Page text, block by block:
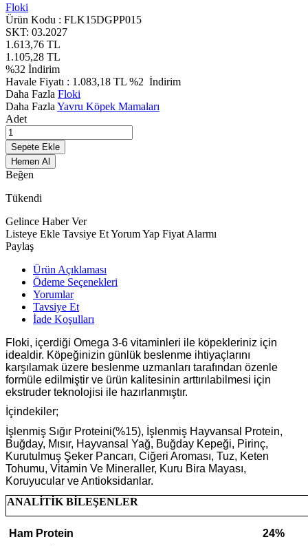
Floki
Ürün Kodu : FLK15DGPP015
SKT: 03.2027
1.613,76 TL
1.105,28 TL
%32 İndirim
Havale Fiyatı : 1.083,18 TL %2 İndirim
Daha Fazla Floki
Daha Fazla Yavru Köpek Mamaları
Adet
Sepete Ekle
Hemen Al
Beğen
Tükendi
Gelince Haber Ver
Listeye Ekle Tavsiye EtYorum Yap Fiyat Alarmı
Paylaş
Ürün Açıklaması
Ödeme Seçenekleri
Yorumlar
Tavsiye Et
İade Koşulları
Floki, içerdiği Omega 3-6 vitaminleri ile köpekleriniz için
idealdir. Köpeğinizin günlük beslenme ihtiyaçlarını
karşılamak üzere beslenme uzmanları tarafından özenle
formüle edilmiştir ve ürün kalitesinin arttırılabilmesi için
ekstruder teknolojisi ile hazırlanmıştır.
İçindekiler;
İşlenmiş Sığır Proteini(%15), İşlenmiş Hayvansal Protein,
Buğday, Mısır, Hayvansal Yağ, Buğday Kepeği, Pirinç,
Kurutulmuş Şeker Pancarı, Ciğeri Aroması, Tuz, Keten
Tohumu, Vitamin Ve Mineraller, Kuru Bira Mayası,
Koruyucular ve Antioksidanlar.
ANALİTİK BİLEŞENLER
Ham Protein
24%